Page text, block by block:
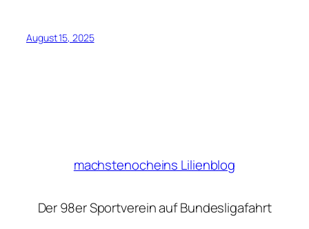
August 15, 2025
machstenocheins Lilienblog
Der 98er Sportverein auf Bundesligafahrt